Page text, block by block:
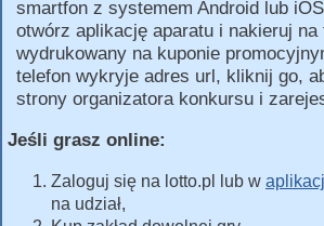
smartfon z systemem Android lub
otwórz aplikację aparatu i nakieruj na
wydrukowany na kuponie
telefon wykryje adres url, kliknij go,
strony organizatora konkursu i
Jeśli grasz online:
Zaloguj się na lotto.pl lub w
na udział,